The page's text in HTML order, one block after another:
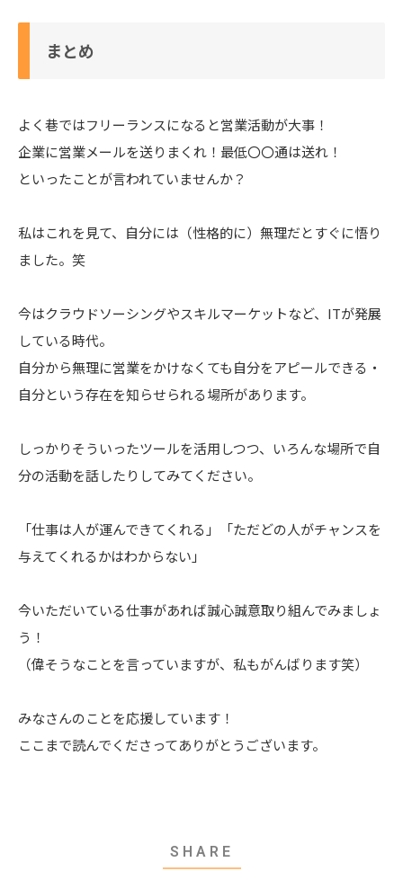
まとめ
よく巷ではフリーランスになると営業活動が大事！
企業に営業メールを送りまくれ！最低〇〇通は送れ！
といったことが言われていませんか？
私はこれを見て、自分には（性格的に）無理だとすぐに悟り
ました。笑
今はクラウドソーシングやスキルマーケットなど、ITが発展
している時代。
自分から無理に営業をかけなくても自分をアピールできる・
自分という存在を知らせられる場所があります。
しっかりそういったツールを活用しつつ、いろんな場所で自
分の活動を話したりしてみてください。
「仕事は人が運んできてくれる」「ただどの人がチャンスを
与えてくれるかはわからない」
今いただいている仕事があれば誠心誠意取り組んでみましょ
う！
（偉そうなことを言っていますが、私もがんばります笑）
みなさんのことを応援しています！
ここまで読んでくださってありがとうございます。